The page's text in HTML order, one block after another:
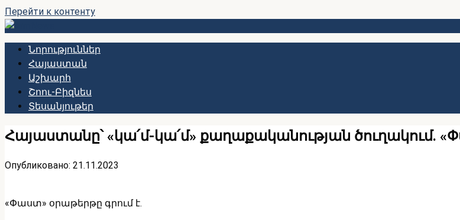
Перейти к контенту
Նորություններ
Հայաստան
Աշխարհ
Շոու-Բիզնես
Տեսանյութեր
Հայաստանը՝ «կա՛մ-կա՛մ» քաղաքականության ծուղակում.
Опубликовано: 21.11.2023
«Փաստ» օրաթերթը գրում է.